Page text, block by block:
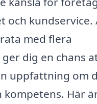
och kundservice.
med flera
dig en chans
uppfattning om
Här